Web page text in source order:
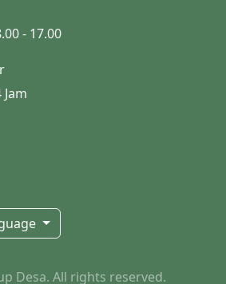
- 17.00
Desa. All rights reserved.